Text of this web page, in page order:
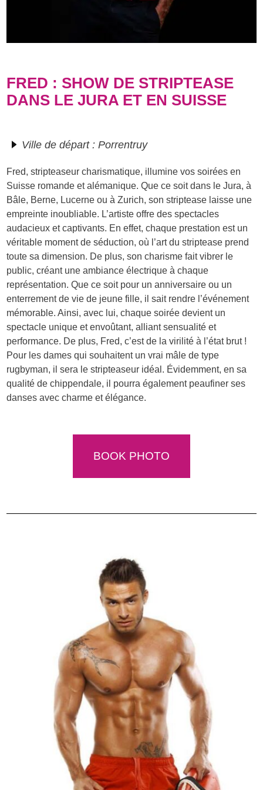
FRED : SHOW DE STRIPTEASE
DANS LE JURA ET EN SUISSE
Ville de départ : Porrentruy
Fred, stripteaseur charismatique, illumine vos soirées en
Suisse romande et alémanique. Que ce soit dans le Jura, à
Bâle, Berne, Lucerne ou à Zurich, son striptease laisse une
empreinte inoubliable. L’artiste offre des spectacles
audacieux et captivants. En effet, chaque prestation est un
véritable moment de séduction, où l’art du striptease prend
toute sa dimension. De plus, son charisme fait vibrer le
public, créant une ambiance électrique à chaque
représentation. Que ce soit pour un anniversaire ou un
enterrement de vie de jeune fille, il sait rendre l’événement
mémorable. Ainsi, avec lui, chaque soirée devient un
spectacle unique et envoûtant, alliant sensualité et
performance. De plus, Fred, c’est de la virilité à l’état brut !
Pour les dames qui souhaitent un vrai mâle de type
rugbyman, il sera le stripteaseur idéal. Évidemment, en sa
qualité de chippendale, il pourra également peaufiner ses
danses avec charme et élégance.
BOOK PHOTO